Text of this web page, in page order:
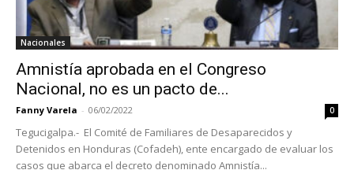
Nacionales
Amnistía aprobada en el Congreso
Nacional, no es un pacto de...
Fanny Varela - 06/02/2022 0
Tegucigalpa.- El Comité de Familiares de Desaparecidos y
Detenidos en Honduras (Cofadeh), ente encargado de evaluar los
casos que abarca el decreto denominado Amnistía...